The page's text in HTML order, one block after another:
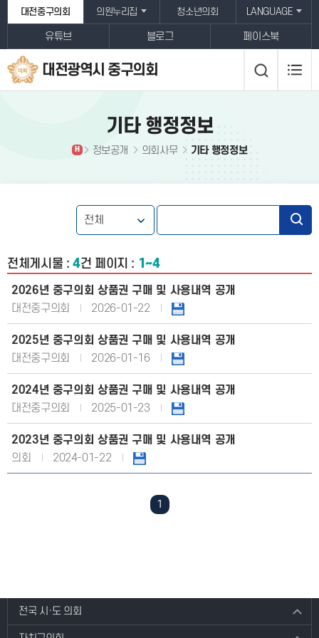
본문바로가기
대전중구의회 의원누리집 청소년의회 LANGUAGE
유튜브 블로그 페이스북
대전광역시 중구의회
기타 행정정보
H 정보공개 의회사무 기타 행정정보
전체게시물 : 4건 페이지 : 1~4
2026년 중구의회 상품권 구매 및 사용내역 공개
대전중구의회
2026-01-22
2025년 중구의회 상품권 구매 및 사용내역 공개
대전중구의회
2026-01-16
2024년 중구의회 상품권 구매 및 사용내역 공개
대전중구의회
2025-01-23
2023년 중구의회 상품권 구매 및 사용내역 공개
의회
2024-01-22
1
전국 시·도 의회